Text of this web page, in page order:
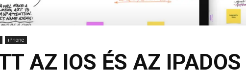
iPhone
AZ IOS ÉS AZ